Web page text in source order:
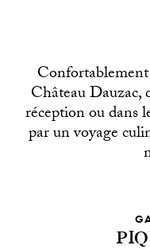
Château Dauzac,
réception ou dans
par un voyage